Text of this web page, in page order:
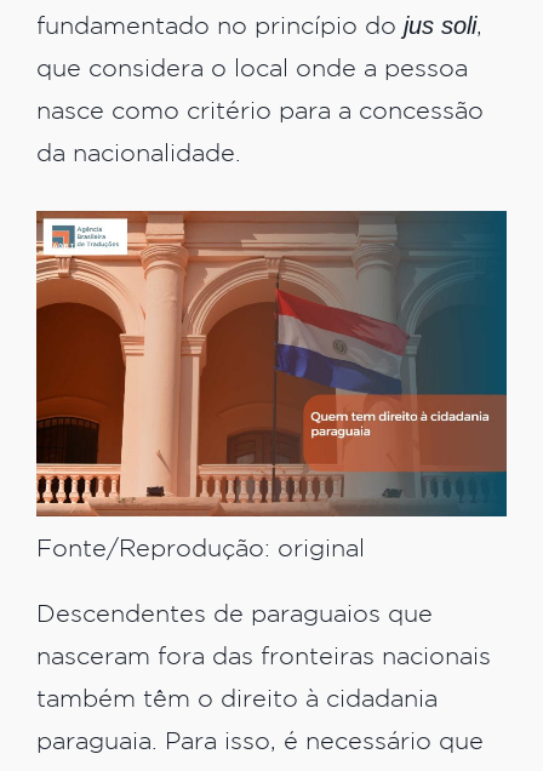
fundamentado no princípio do jus soli,
que considera o local onde a pessoa
nasce como critério para a concessão
da nacionalidade.
Fonte/Reprodução: original
Descendentes de paraguaios que
nasceram fora das fronteiras nacionais
também têm o direito à cidadania
paraguaia. Para isso, é necessário que